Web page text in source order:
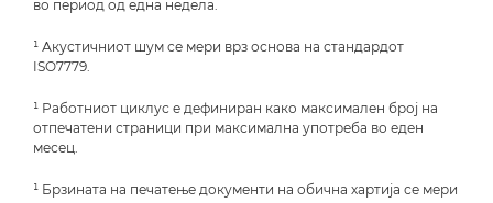
во период од една недела.
¹ Акустичниот шум се мери врз основа на стандардот
ISO7779.
¹ Работниот циклус е дефиниран како максимален број на
отпечатени страници при максимална употреба во еден
месец.
¹ Брзината на печатење документи на обична хартија се мери